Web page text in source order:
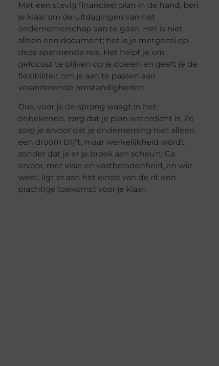
Met een stevig financieel plan in de hand, ben
je klaar om de uitdagingen van het
ondernemerschap aan te gaan. Het is niet
alleen een document; het is je metgezel op
deze spannende reis. Het helpt je om
gefocust te blijven op je doelen en geeft je de
flexibiliteit om je aan te passen aan
veranderende omstandigheden.
Dus, voor je de sprong waagt in het
onbekende, zorg dat je plan waterdicht is. Zo
zorg je ervoor dat je onderneming niet alleen
een droom blijft, maar werkelijkheid wordt,
zonder dat je er je broek aan scheurt. Ga
ervoor, met visie en vastberadenheid, en wie
weet, ligt er aan het einde van de rit een
prachtige toekomst voor je klaar.